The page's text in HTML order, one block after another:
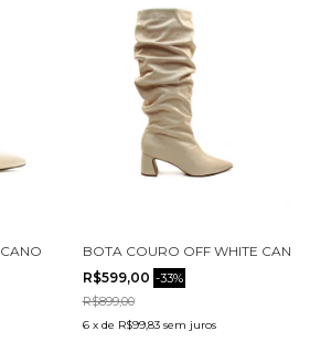
CURTO CECCONELLO 1905001-11
BOTA COURO OFF WHITE
R$599,00 -33%
R$899,00
6 x de R$99,83 sem juros